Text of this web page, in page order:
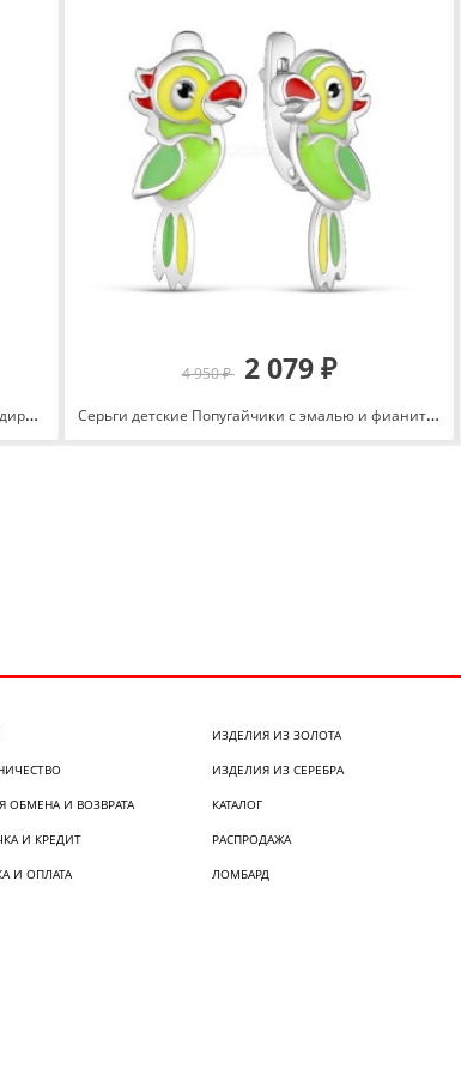
Серьги детские Зайчики из серебра 925 с родированием ДК-064
4 950 ₽ 2 079 ₽
Серьги детские Попугайчики с эмалью и фианитами из серебра 925 с родированием 2313040
ОБМЕНА И ВОЗВРАТА
И КРЕДИТ
И ОПЛАТА
ИЗДЕЛИЯ ИЗ ЗОЛОТА
ИЗДЕЛИЯ ИЗ СЕРЕБРА
КАТАЛОГ
РАСПРОДАЖА
ЛОМБАРД